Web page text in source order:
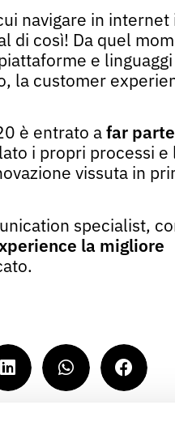
navigare in internet
di così! Da quel
e
la customer
è entrato afar
i propri processi e
vissuta in
specialist,
la migliore